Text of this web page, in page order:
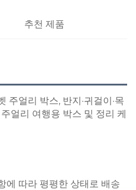
추천 제품
주얼리 박스, 반지·귀걸이·목
얼리 여행용 박스 및 정리 케
에 따라 평평한 상태로 배송